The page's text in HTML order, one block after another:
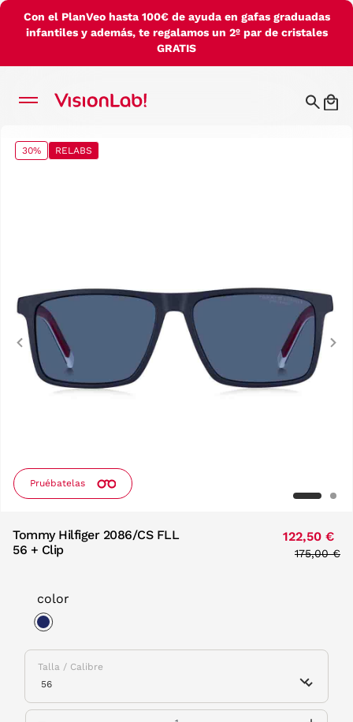
Con el PlanVeo hasta 100€ de ayuda en gafas graduadas
infantiles y además, te regalamos un 2º par de cristales
GRATIS
30% RELABS
Pruébatelas
Previous
Tommy Hilfiger 2086/CS FLL
56 + Clip
122,50 €
Price
175,00 €
color
Talla / Calibre